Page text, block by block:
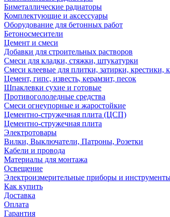
Биметаллические радиаторы
Комплектующие и аксессуары
Оборудование для бетонных работ
Бетоносмесители
Цемент и смеси
Добавки для строительных растворов
Смеси для кладки, стяжки, штукатурки
Смеси клеевые для плитки, затирки, крестики,
Цемент, гипс, известь, керамзит, песок
Шпаклевки сухие и готовые
Противогололедные средства
Смеси огнеупорные и жаростойкие
Цементно-стружечная плита (ЦСП)
Цементно-стружечная плита
Электротовары
Вилки, Выключатели, Патроны, Розетки
Кабели и провода
Материалы для монтажа
Освещение
Электроизмерительные приборы и
Как купить
Доставка
Оплата
Гарантия